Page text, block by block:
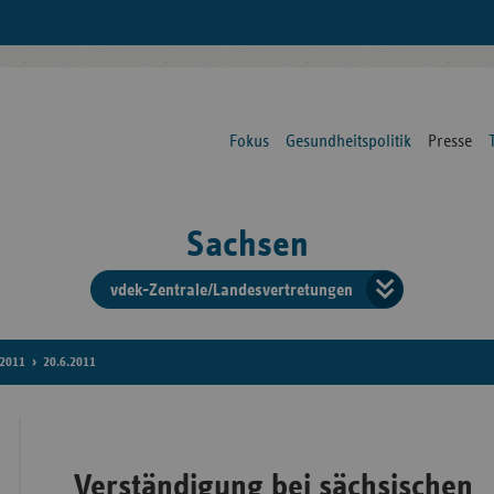
Fokus Gesundheitspolitik Presse
Sachsen
vdek-Zentrale/Landesvertretungen
der
2011 20.6.2011
Verständigung bei sächsischen